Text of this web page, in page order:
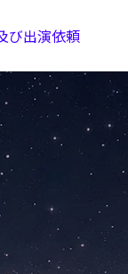
び出演依頼